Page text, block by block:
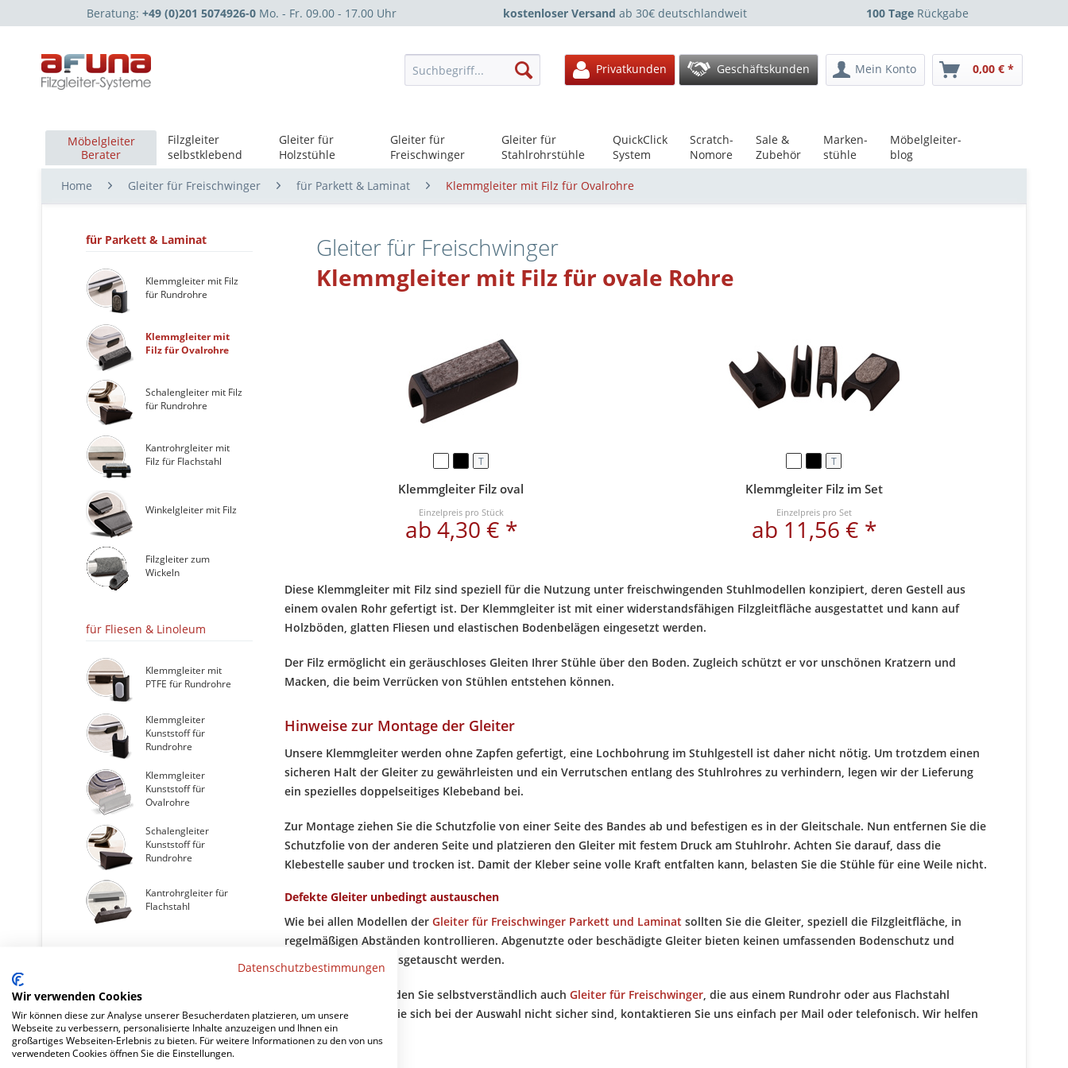
Beratung:+49 (0)201 5074926-0 Mo. - Fr. 09.00 - 17.00 Uhr kostenloser Versand ab 30€ deutschlandweit 100 Tage Rückgabe
Privatkunden Geschäftskunden Mein Konto 0,00 € *
Möbelgleiter
Berater
Filzgleiter
selbstklebend
Gleiter für
Holzstühle
Gleiter für
Freischwinger
Gleiter für
Stahlrohrstühle
QuickClick
System
Scratch-
Nomore
Sale &
Zubehör
Marken-
stühle
Möbelgleiter-
blog
Home Gleiter für Freischwinger für Parkett & Laminat Klemmgleiter mit Filz für Ovalrohre
für Parkett & Laminat
Klemmgleiter mit Filz
für Rundrohre
Klemmgleiter mit
Filz für Ovalrohre
Schalengleiter mit Filz
für Rundrohre
Kantrohrgleiter mit
Filz für Flachstahl
Winkelgleiter mit Filz
Filzgleiter zum
Wickeln
für Fliesen & Linoleum
Klemmgleiter mit
PTFE für Rundrohre
Klemmgleiter
Kunststoff für
Rundrohre
Klemmgleiter
Kunststoff für
Ovalrohre
Schalengleiter
Kunststoff für
Rundrohre
Kantrohrgleiter für
Flachstahl
Kunststoff für
Rundrohre
Klemmgleiter
Gleiter für Freischwinger
Klemmgleiter mit Filz für ovale Rohre
T
Klemmgleiter Filz oval
Einzelpreis pro Stück
ab 4,30 € *
T
Klemmgleiter Filz im Set
Einzelpreis pro Set
ab 11,56 € *
Diese Klemmgleiter mit Filz sind speziell für die Nutzung unter freischwingenden Stuhlmodellen konzipiert, deren Gestell aus
einem ovalen Rohr gefertigt ist. Der Klemmgleiter ist mit einer widerstandsfähigen Filzgleitfläche ausgestattet und kann auf
Holzböden, glatten Fliesen und elastischen Bodenbelägen eingesetzt werden.
Der Filz ermöglicht ein geräuschloses Gleiten Ihrer Stühle über den Boden. Zugleich schützt er vor unschönen Kratzern und
Macken, die beim Verrücken von Stühlen entstehen können.
Hinweise zur Montage der Gleiter
Unsere Klemmgleiter werden ohne Zapfen gefertigt, eine Lochbohrung im Stuhlgestell ist daher nicht nötig. Um trotzdem einen
sicheren Halt der Gleiter zu gewährleisten und ein Verrutschen entlang des Stuhlrohres zu verhindern, legen wir der Lieferung
ein spezielles doppelseitiges Klebeband bei.
Zur Montage ziehen Sie die Schutzfolie von einer Seite des Bandes ab und befestigen es in der Gleitschale. Nun entfernen Sie die
Schutzfolie von der anderen Seite und platzieren den Gleiter mit festem Druck am Stuhlrohr. Achten Sie darauf, dass die
Klebestelle sauber und trocken ist. Damit der Kleber seine volle Kraft entfalten kann, belasten Sie die Stühle für eine Weile nicht.
Defekte Gleiter unbedingt austauschen
Wie bei allen Modellen der Gleiter für Freischwinger Parkett und Laminat sollten Sie die Gleiter, speziell die Filzgleitfläche, in
regelmäßigen Abständen kontrollieren. Abgenutzte oder beschädigte Gleiter bieten keinen umfassenden Bodenschutz und
sollten unbedingt ausgetauscht werden.
In unserem Shop finden Sie selbstverständlich auch Gleiter für Freischwinger, die aus einem Rundrohr oder aus Flachstahl
gefertigt sind. Falls Sie sich bei der Auswahl nicht sicher sind, kontaktieren Sie uns einfach per Mail oder telefonisch. Wir helfen
Ihnen gerne weiter!
Datenschutzbestimmungen
Wir verwenden Cookies
Wir können diese zur Analyse unserer Besucherdaten platzieren, um unsere
Webseite zu verbessern, personalisierte Inhalte anzuzeigen und Ihnen ein
großartiges Webseiten-Erlebnis zu bieten. Für weitere Informationen zu den von uns
verwendeten Cookies öffnen Sie die Einstellungen.